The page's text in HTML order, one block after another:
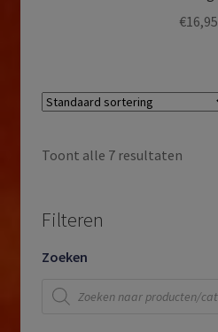
€16,95
Toont alle 7 resultaten
Filteren
Zoeken
Producten
zoeken